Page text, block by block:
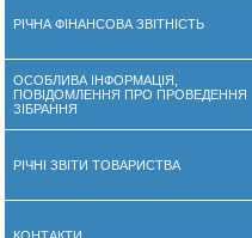
РІЧНА ФІНАНСОВА ЗВІТНІСТЬ
ОСОБЛИВА ІНФОРМАЦІЯ,
ПОВІДОМЛЕННЯ ПРО ПРОВЕДЕННЯ
ЗІБРАННЯ
РІЧНІ ЗВІТИ ТОВАРИСТВА